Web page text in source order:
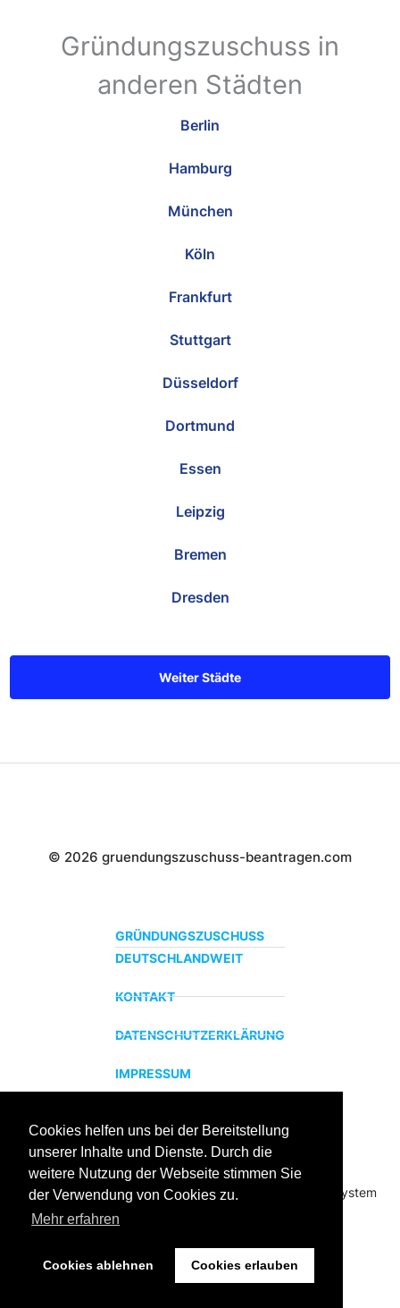
Cookies helfen uns bei der Bereitstellung
unserer Inhalte und Dienste. Durch die
weitere Nutzung der Webseite stimmen Sie
der Verwendung von Cookies zu.
Mehr erfahren
Cookies ablehnen Cookies erlauben
Gründungszuschuss in
anderen Städten
Berlin
Hamburg
München
Köln
Frankfurt
Stuttgart
Düsseldorf
Dortmund
Essen
Leipzig
Bremen
Dresden
Weiter Städte
© 2026 gruendungszuschuss-beantragen.com
GRÜNDUNGSZUSCHUSS
DEUTSCHLANDWEIT
KONTAKT
DATENSCHUTZERKLÄRUNG
IMPRESSUM
ZERTIFIZIERTER BILDUNGSTRÄGER
Profitieren sie jetzt von unserer über 15 jährigen
Praxiserfahrung und unserem erfolgreichen Coachingsystem